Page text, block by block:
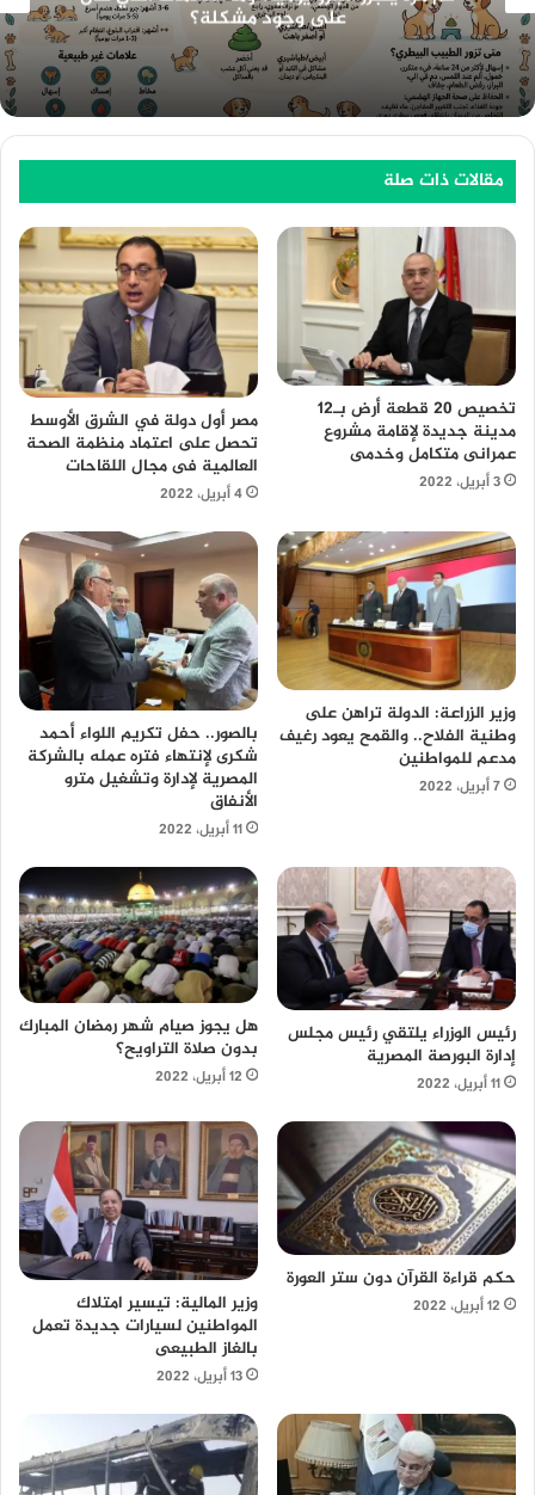
الشامل لمضاعفة معدل النقر CTR والسيطرة على
خوارزميات الـ SEO وأنظمة الذكاء الاصطناعي
مقالات ذات صلة
تخصيص 20 قطعة أرض بـ12
مدينة جديدة لإقامة مشروع
عمرانى متكامل وخدمى
3 أبريل، 2022
مصر أول دولة في الشرق الأوسط
تحصل على اعتماد منظمة الصحة
العالمية فى مجال اللقاحات
4 أبريل، 2022
وزير الزراعة: الدولة تراهن على
وطنية الفلاح.. والقمح يعود رغيف
مدعم للمواطنين
7 أبريل، 2022
بالصور.. حفل تكريم اللواء أحمد
شكرى لإنتهاء فتره عمله بالشركة
المصرية لإدارة وتشغيل مترو
الأنفاق
11 أبريل، 2022
رئيس الوزراء يلتقي رئيس مجلس
إدارة البورصة المصرية
11 أبريل، 2022
هل يجوز صيام شهر رمضان المبارك
بدون صلاة التراويح؟
12 أبريل، 2022
حكم قراءة القرآن دون ستر العورة
12 أبريل، 2022
وزير المالية: تيسير امتلاك
المواطنين لسيارات جديدة تعمل
بالغاز الطبيعى
13 أبريل، 2022